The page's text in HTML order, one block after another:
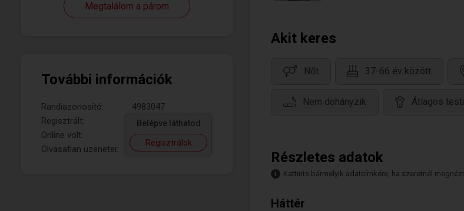
Megtalálom a párom
További információk
Randiazonosító:
4983047
Regisztrált:
Online volt:
Olvasatlan üzenetei:
Belépve láthatod
Regisztrálok
Akit keres
Nőt 37-66 év között
Nem dohányzik Átlagos
Részletes adatok
Kattints bármelyik adatcímkére, ha szeretnél
Háttér